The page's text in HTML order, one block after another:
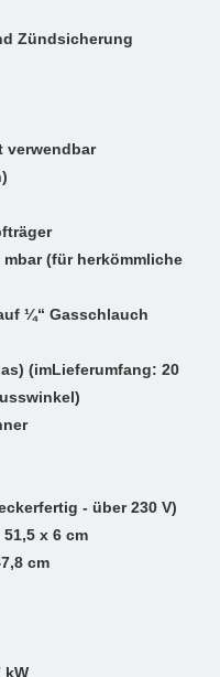
Zündsicherung
verwendbar
(für herkömmliche
¼“ Gasschlauch
(imLieferumfang: 20
- über 230 V)
x 6 cm
cm
kW